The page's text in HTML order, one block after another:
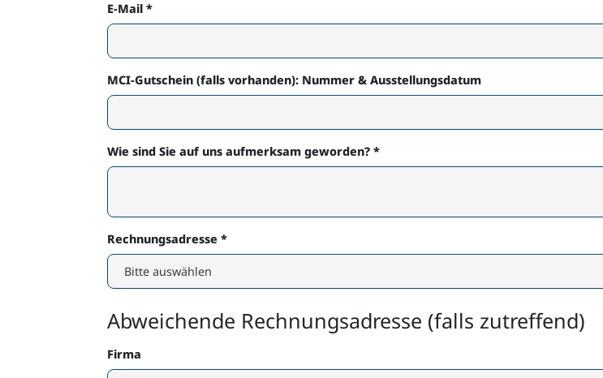
E-Mail *
MCI-Gutschein (falls vorhanden): Nummer & Ausstellungsdatum
Wie sind Sie auf uns aufmerksam geworden? *
Rechnungsadresse *
Abweichende Rechnungsadresse (falls zutreffend)
Firma